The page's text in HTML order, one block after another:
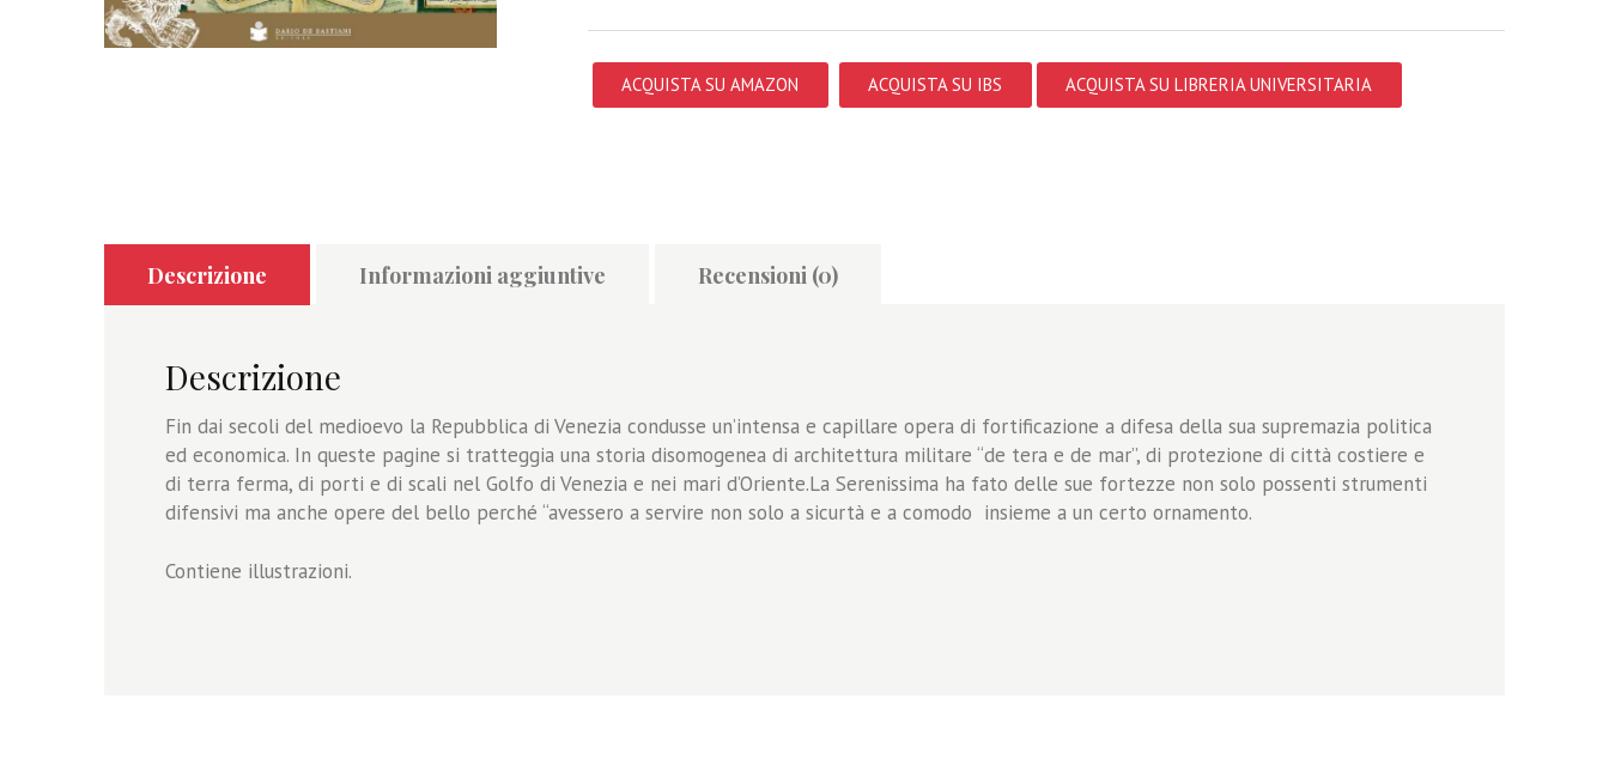
ACQUISTA SU AMAZON ACQUISTA SU IBS ACQUISTA SU LIBRERIA UNIVERSITARIA
Descrizione Informazioni aggiuntive Recensioni (0)
Descrizione
Fin dai secoli del medioevo la Repubblica di Venezia condusse un’intensa e capillare opera di fortificazione a difesa della sua supremazia politica
ed economica. In queste pagine si tratteggia una storia disomogenea di architettura militare “de tera e de mar”, di protezione di città costiere e
di terra ferma, di porti e di scali nel Golfo di Venezia e nei mari d’Oriente.La Serenissima ha fato delle sue fortezze non solo possenti strumenti
difensivi ma anche opere del bello perché “avessero a servire non solo a sicurtà e a comodo insieme a un certo ornamento.
Contiene illustrazioni.